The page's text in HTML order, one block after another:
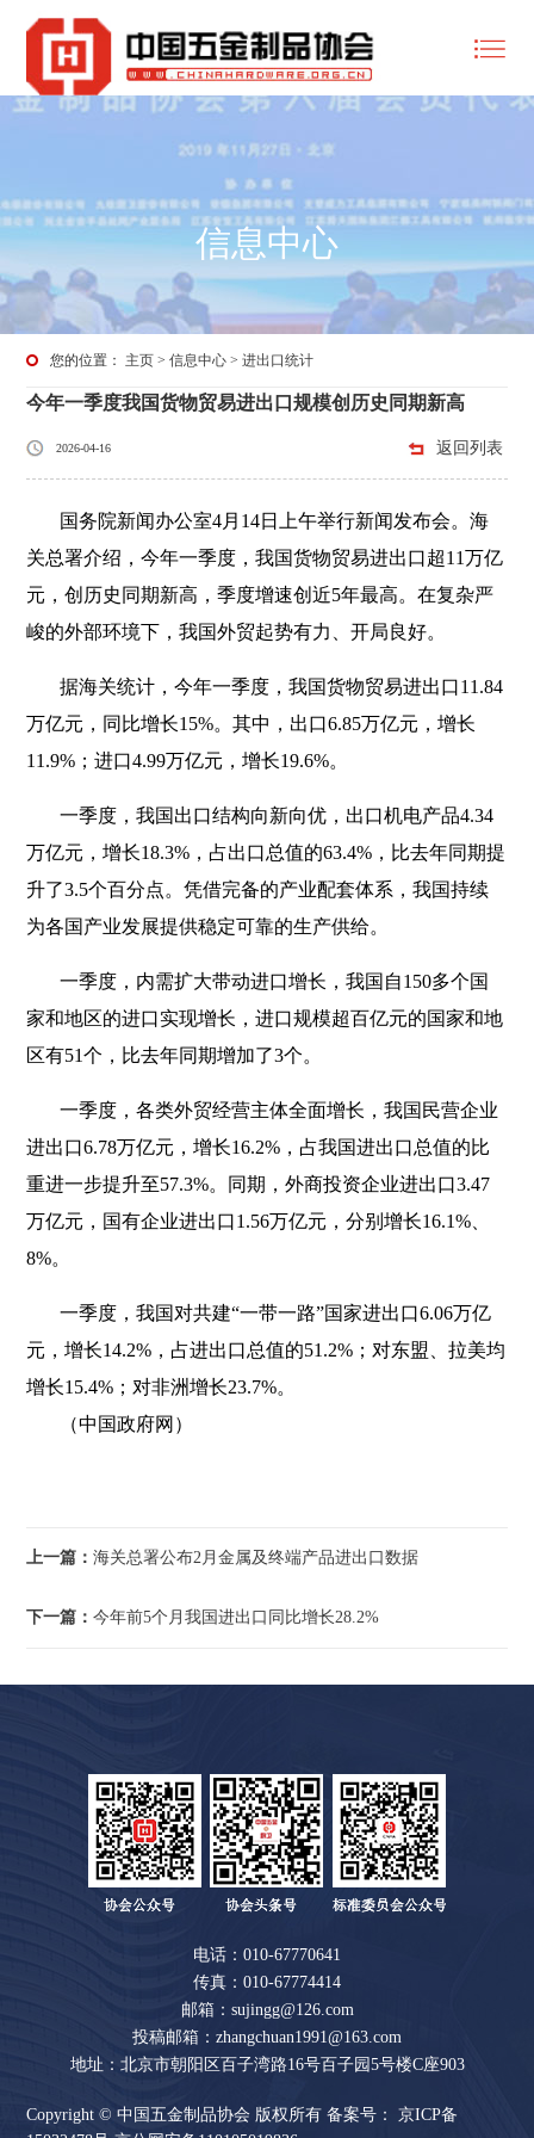
信息中心
您的位置： 主页 >信息中心 >进出口统计
今年一季度我国货物贸易进出口规模创历史同期新高
2026-04-16 返回列表
国务院新闻办公室4月14日上午举行新闻发布会。海
关总署介绍，今年一季度，我国货物贸易进出口超11万亿
元，创历史同期新高，季度增速创近5年最高。在复杂严
峻的外部环境下，我国外贸起势有力、开局良好。
据海关统计，今年一季度，我国货物贸易进出口11.84
万亿元，同比增长15%。其中，出口6.85万亿元，增长
11.9%；进口4.99万亿元，增长19.6%。
一季度，我国出口结构向新向优，出口机电产品4.34
万亿元，增长18.3%，占出口总值的63.4%，比去年同期提
升了3.5个百分点。凭借完备的产业配套体系，我国持续
为各国产业发展提供稳定可靠的生产供给。
一季度，内需扩大带动进口增长，我国自150多个国
家和地区的进口实现增长，进口规模超百亿元的国家和地
区有51个，比去年同期增加了3个。
一季度，各类外贸经营主体全面增长，我国民营企业
进出口6.78万亿元，增长16.2%，占我国进出口总值的比
重进一步提升至57.3%。同期，外商投资企业进出口3.47
万亿元，国有企业进出口1.56万亿元，分别增长16.1%、
8%。
一季度，我国对共建“一带一路”国家进出口6.06万亿
元，增长14.2%，占进出口总值的51.2%；对东盟、拉美均
增长15.4%；对非洲增长23.7%。
（中国政府网）
上一篇：海关总署公布2月金属及终端产品进出口数据
下一篇：今年前5个月我国进出口同比增长28.2%
电话：010-67770641
传真：010-67774414
邮箱：sujingg@126.com
投稿邮箱：zhangchuan1991@163.com
地址：北京市朝阳区百子湾路16号百子园5号楼C座903
Copyright © 中国五金制品协会 版权所有 备案号：京ICP备